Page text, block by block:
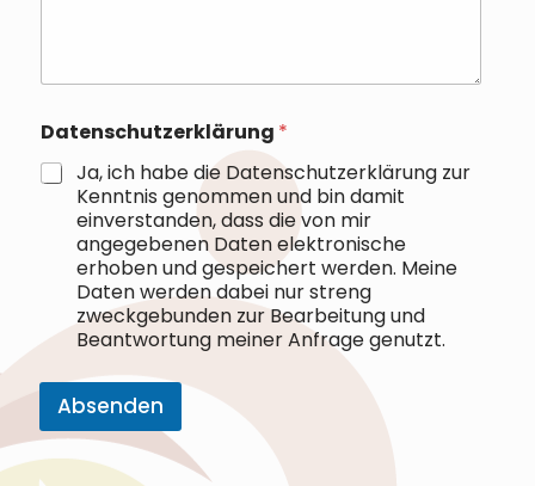
t
z
e
r
o
m
m
e
Datenschutzerklärung *
Ja, ich habe die Datenschutzerklärung zur
Kenntnis genommen und bin damit
einverstanden, dass die von mir
angegebenen Daten elektronische
erhoben und gespeichert werden. Meine
Daten werden dabei nur streng
zweckgebunden zur Bearbeitung und
Beantwortung meiner Anfrage genutzt.
Absenden
A
l